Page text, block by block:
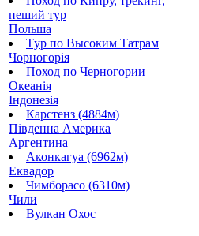
пеший тур
Польша
Tур по Высоким Татрам
Чорногорія
Поход по Черногории
Океанія
Індонезія
Карстенз (4884м)
Південна Америка
Аргентина
Аконкагуа (6962м)
Еквадор
Чимборасо (6310м)
Чили
Вулкан Охос